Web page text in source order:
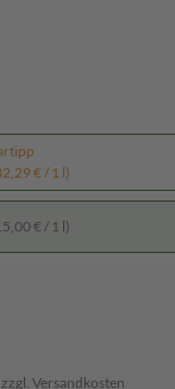
€ / 1 l)
€ / 1 l)
Versandkosten